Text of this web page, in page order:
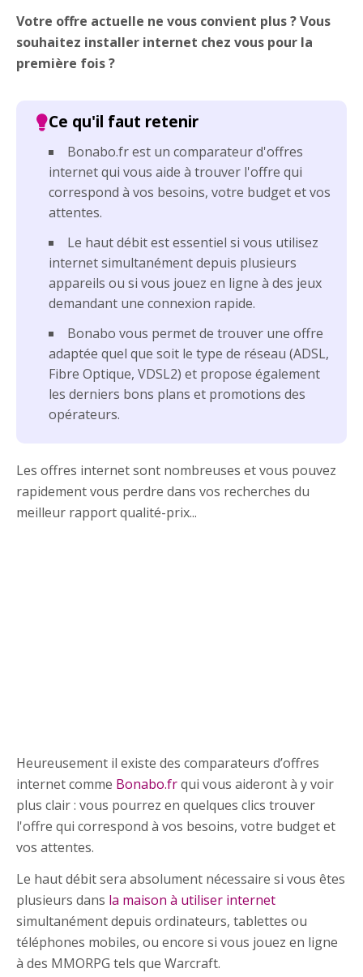
Votre offre actuelle ne vous convient plus ? Vous
souhaitez installer internet chez vous pour la
première fois ?
Bonabo.fr est un comparateur d'offres
internet qui vous aide à trouver l'offre qui
correspond à vos besoins, votre budget et vos
attentes.
Le haut débit est essentiel si vous utilisez
internet simultanément depuis plusieurs
appareils ou si vous jouez en ligne à des jeux
demandant une connexion rapide.
Bonabo vous permet de trouver une offre
adaptée quel que soit le type de réseau (ADSL,
Fibre Optique, VDSL2) et propose également
les derniers bons plans et promotions des
opérateurs.
Les offres internet sont nombreuses et vous pouvez
rapidement vous perdre dans vos recherches du
meilleur rapport qualité-prix...
Heureusement il existe des comparateurs d’offres
internet comme Bonabo.frqui vous aideront à y voir
plus clair : vous pourrez en quelques clics trouver
l'offre qui correspond à vos besoins, votre budget et
vos attentes.
Le haut débit sera absolument nécessaire si vous êtes
plusieurs dans la maison à utiliser internet
simultanément depuis ordinateurs, tablettes ou
téléphones mobiles, ou encore si vous jouez en ligne
à des MMORPG tels que Warcraft.